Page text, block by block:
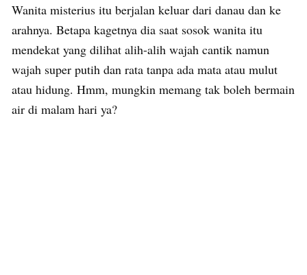
Wanita misterius itu berjalan keluar dari danau dan ke
arahnya. Betapa kagetnya dia saat sosok wanita itu
mendekat yang dilihat alih-alih wajah cantik namun
wajah super putih dan rata tanpa ada mata atau mulut
atau hidung. Hmm, mungkin memang tak boleh bermain
air di malam hari ya?